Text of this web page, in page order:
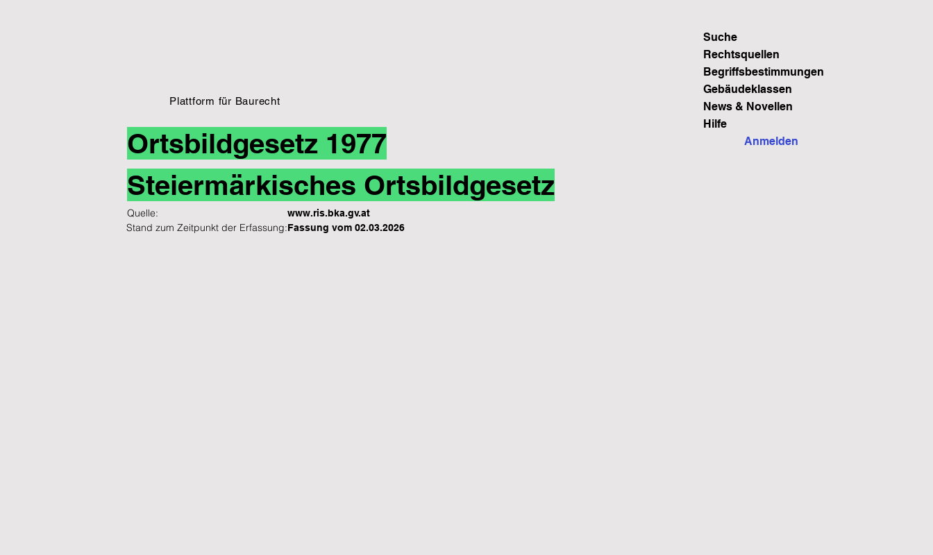
Plattform für Baurecht
Anmelden
Steiermärkisches Ortsbildgesetz
Quelle: www.ris.bka.gv.at
Ortsbildgesetz 1977
Stand zum Zeitpunkt der Erfassung:Fassung vom 02.03.2026
Suche
Rechtsquellen
Begriffsbestimmungen
Gebäudeklassen
News & Novellen
Hilfe